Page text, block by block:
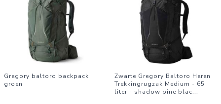
Gregory baltoro backpack
groen
Zwarte Gregory Baltoro Heren
Trekkingrugzak Medium - 65
liter - shadow pine blac...